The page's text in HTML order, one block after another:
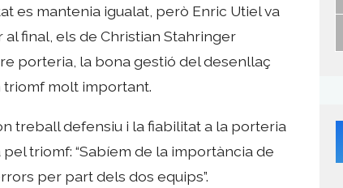
es mantenia igualat, però Enric Utiel va
final, els de Christian Stahringer
porteria, la bona gestió del desenllaç
molt important.
treball defensiu i la fiabilitat a la porteria
triomf: “Sabíem de la importància de
per part dels dos equips”.